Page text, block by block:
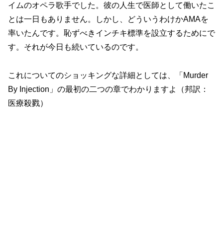
イムのオペラ歌手でした。彼の人生で医師として働いたこ
とは一日もありません。しかし、どういうわけかAMAを
率いたんです。恥ずべきインチキ標準を設立するためにで
す。それが今日も続いているのです。
これについてのショッキングな詳細としては、「Murder
By Injection」の最初の二つの章でわかりますよ（邦訳：
医療殺戮）